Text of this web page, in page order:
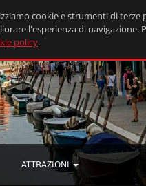
ATTRAZIONI
cookie e strumenti di terze
l'esperienza di navigazione.
policy.